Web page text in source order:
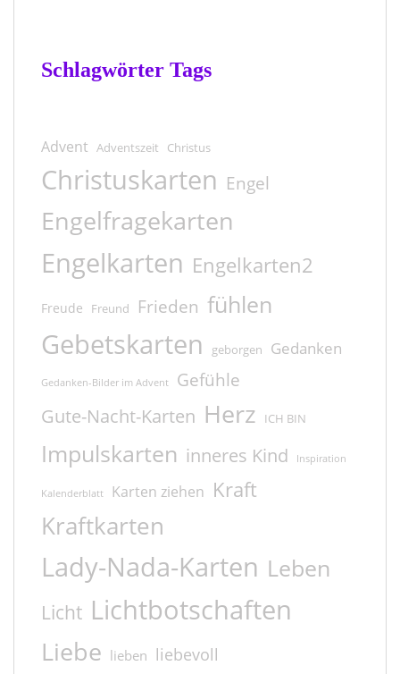
Schlagwörter Tags
Advent Adventszeit Christus
Christuskarten Engel
Engelfragekarten
Engelkarten Engelkarten2
Freude Freund Frieden fühlen
Gebetskarten geborgen Gedanken
Gedanken-Bilder im Advent Gefühle
Gute-Nacht-Karten Herz ICH BIN
Impulskarten inneres Kind Inspiration
Kalenderblatt Karten ziehen Kraft
Kraftkarten
Lady-Nada-Karten Leben
Licht Lichtbotschaften
Liebe lieben liebevoll